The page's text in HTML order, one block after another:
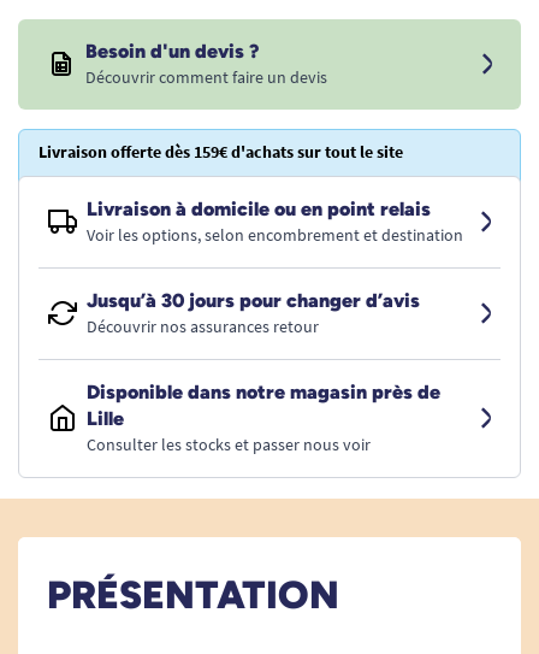
Besoin d'un devis ?
Découvrir comment faire un devis
Livraison offerte dès 159€ d'achats sur tout le site
Livraison à domicile ou en point relais
Voir les options, selon encombrement et destination
Jusqu’à 30 jours pour changer d’avis
Découvrir nos assurances retour
Disponible dans notre magasin près de
Lille
Consulter les stocks et passer nous voir
PRÉSENTATION